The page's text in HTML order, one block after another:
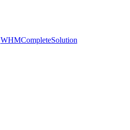
WHMCompleteSolution